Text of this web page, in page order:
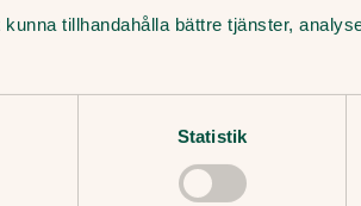
tillhandahålla bättre tjänster,
Statistik
– direkt i din inkorg. Allt innehåll är
och granskat av våra läkare.
godkänner du våra villkor och sekretesspolicy,
innehåller marknadsföring från Doktor.se.